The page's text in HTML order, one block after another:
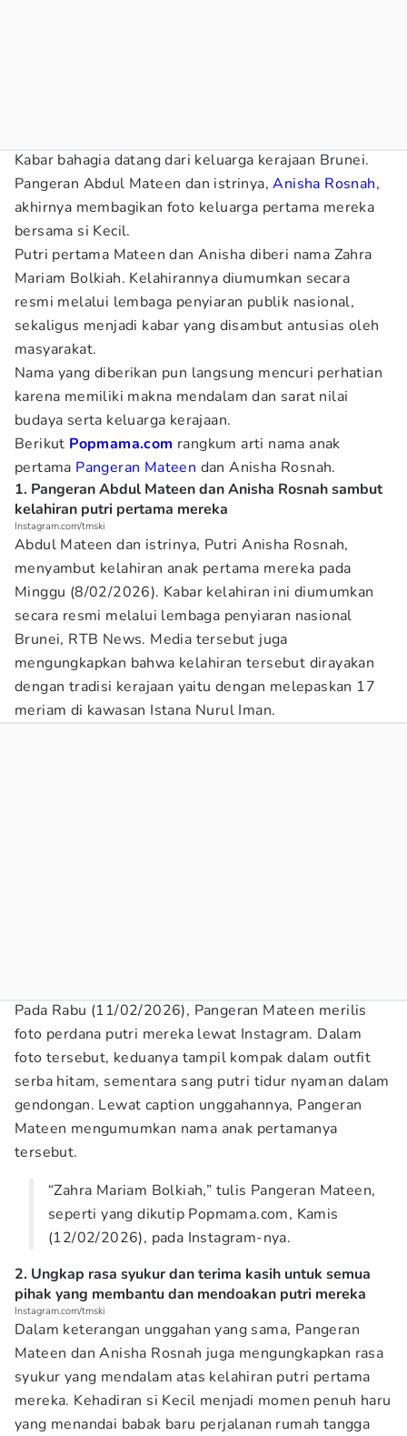
Kabar bahagia datang dari keluarga kerajaan Brunei.
Pangeran Abdul Mateen dan istrinya,Anisha Rosnah,
akhirnya membagikan foto keluarga pertama mereka
bersama si Kecil.
Putri pertama Mateen dan Anisha diberi nama Zahra
Mariam Bolkiah. Kelahirannya diumumkan secara
resmi melalui lembaga penyiaran publik nasional,
sekaligus menjadi kabar yang disambut antusias oleh
masyarakat.
Nama yang diberikan pun langsung mencuri perhatian
karena memiliki makna mendalam dan sarat nilai
budaya serta keluarga kerajaan.
Berikut Popmama.com rangkum arti nama anak
pertama Pangeran Mateen dan Anisha Rosnah.
1. Pangeran Abdul Mateen dan Anisha Rosnah sambut
kelahiran putri pertama mereka
Instagram.com/tmski
Abdul Mateen dan istrinya, Putri Anisha Rosnah,
menyambut kelahiran anak pertama mereka pada
Minggu (8/02/2026). Kabar kelahiran ini diumumkan
secara resmi melalui lembaga penyiaran nasional
Brunei, RTB News. Media tersebut juga
mengungkapkan bahwa kelahiran tersebut dirayakan
dengan tradisi kerajaan yaitu dengan melepaskan 17
meriam di kawasan Istana Nurul Iman.
Pada Rabu (11/02/2026), Pangeran Mateen merilis
foto perdana putri mereka lewat Instagram. Dalam
foto tersebut, keduanya tampil kompak dalam outfit
serba hitam, sementara sang putri tidur nyaman dalam
gendongan. Lewat caption unggahannya, Pangeran
Mateen mengumumkan nama anak pertamanya
tersebut.
“Zahra Mariam Bolkiah,” tulis Pangeran Mateen,
seperti yang dikutip Popmama.com, Kamis
(12/02/2026), pada Instagram-nya.
2. Ungkap rasa syukur dan terima kasih untuk semua
pihak yang membantu dan mendoakan putri mereka
Instagram.com/tmski
Dalam keterangan unggahan yang sama, Pangeran
Mateen dan Anisha Rosnah juga mengungkapkan rasa
syukur yang mendalam atas kelahiran putri pertama
mereka. Kehadiran si Kecil menjadi momen penuh haru
yang menandai babak baru perjalanan rumah tangga